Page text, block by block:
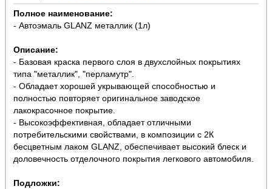
Полное наименование:
- Автоэмаль GLANZ металлик (1л)
Описание:
- Базовая краска первого слоя в двухслойных покрытиях
типа "металлик", "перламутр".
- Обладает хорошей укрывающей способностью и
полностью повторяет оригинальное заводское
лакокрасочное покрытие.
- Высокоэффективная, обладает отличными
потребительскими свойствами, в композиции с 2К
бесцветным лаком GLANZ, обеспечивает высокий блеск и
доловечность отделочного покрытия легкового автомобиля.
Подложки: